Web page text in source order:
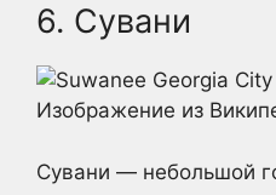
6. Сувани
Изображение из
Сувани — небольшой